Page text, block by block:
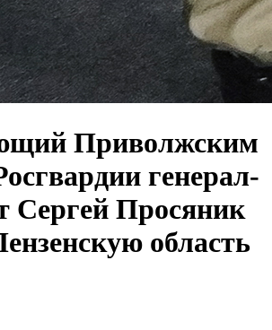
Приволжским
генерал-
Сергей Просяник
область